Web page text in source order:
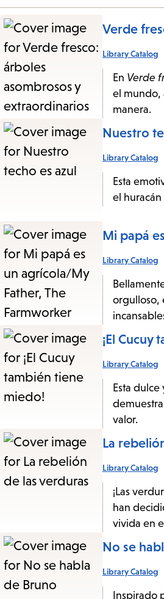
Verde
Library Catalog
En Verde
el mundo,
manera.
Nuestro
Library Catalog
Esta
el huracán
Mi papá
Library Catalog
orgulloso,
¡El Cucuy
Library Catalog
Esta
valor.
La
Library Catalog
¡Las
han
vivida en
No se
Library Catalog
Inspirado